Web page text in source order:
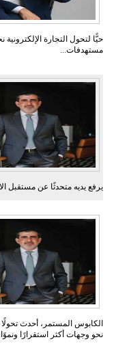
حيًّا لتحول التجارة الإلكترونية
مستهدفات...
يرفع يديه متحدثًا عن مستقبل
الكابوس المستمر، أحدث
نحو وجهات أكثر استقرارًا